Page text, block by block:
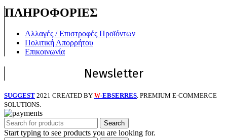
ΠΛΗΡΟΦΟΡΙΕΣ
Αλλαγές / Επιστροφές Προϊόντων
Πολιτική Απορρήτου
Επικοινωνία
Newsletter
SUGGEST 2021 CREATED BY W-EBSERRES. PREMIUM E-COMMERCE
SOLUTIONS.
Search
Start typing to see products you are looking for.